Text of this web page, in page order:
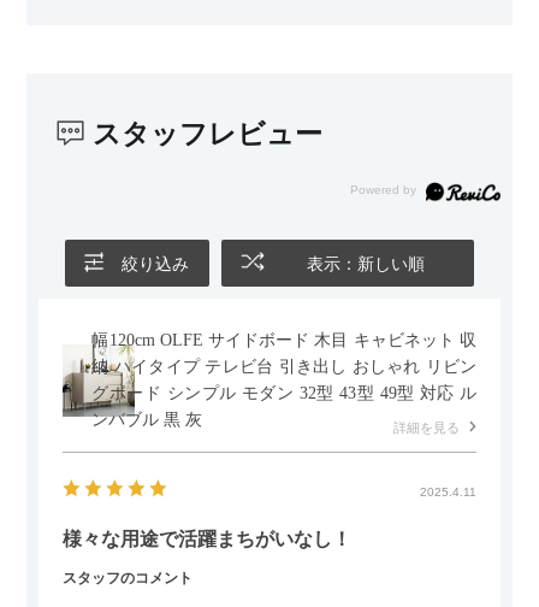
スタッフレビュー
絞り込み 表示：新しい順
幅120cm OLFE サイドボード 木目 キャビネット 収
納 ハイタイプ テレビ台 引き出し おしゃれ リビン
グボード シンプル モダン 32型 43型 49型 対応 ル
ンバブル 黒 灰
詳細を見る
2025.4.11
様々な用途で活躍まちがいなし！
スタッフのコメント